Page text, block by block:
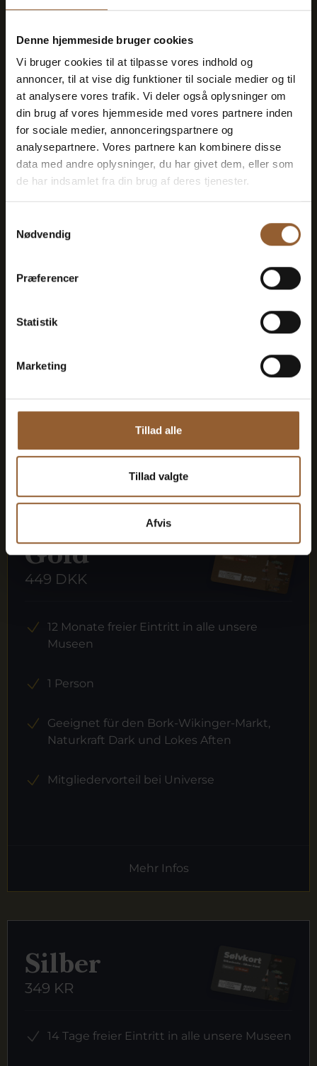
Denne hjemmeside bruger cookies
Vi bruger cookies til at tilpasse vores indhold og
annoncer, til at vise dig funktioner til sociale medier og til
at analysere vores trafik. Vi deler også oplysninger om
din brug af vores hjemmeside med vores partnere inden
for sociale medier, annonceringspartnere og
analysepartnere. Vores partnere kan kombinere disse
data med andre oplysninger, du har givet dem, eller som
de har indsamlet fra din brug af deres tjenester.
Nødvendig
Præferencer
Statistik
Marketing
Tillad alle
Tillad valgte
Afvis
Sparen Sie Geld - kaufen Sie
eine Treuekarte
Platin
699 DKK
Museen
1 Person + 1 Begleiter
Geeignet für den Bork-Wikinger-Markt,
Naturkraft Dark und Lokes Aften
Mitgliedervorteil bei Universe
Mehr Infos
Gold
449 DKK
12 Monate freier Eintritt in alle unsere
Museen
1 Person
Geeignet für den Bork-Wikinger-Markt,
Naturkraft Dark und Lokes Aften
Mitgliedervorteil bei Universe
Mehr Infos
Silber
349 KR
14 Tage freier Eintritt in alle unsere Museen